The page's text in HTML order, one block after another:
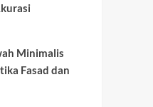
Minimalis
Fasad dan